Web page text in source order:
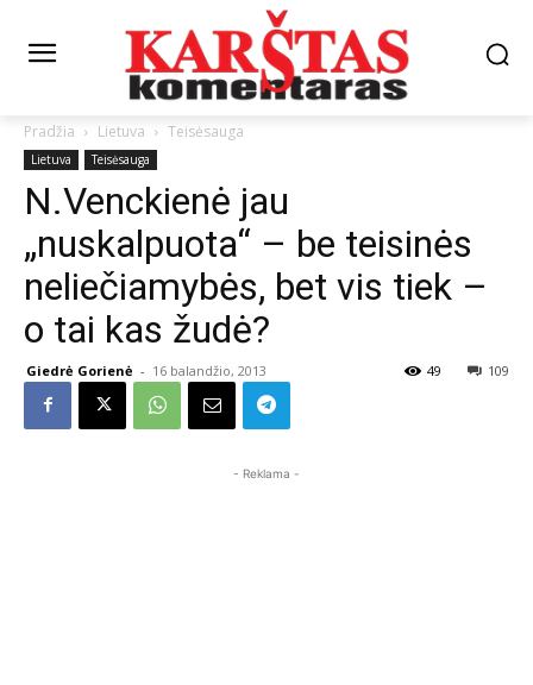
Pradžia Lietuva Teisėsauga
Lietuva Teisėsauga
N.Venckienė jau
„nuskalpuota“ – be teisinės
neliečiamybės, bet vis tiek –
o tai kas žudė?
Giedrė Gorienė - 16 balandžio, 2013 109
49
- Reklama -